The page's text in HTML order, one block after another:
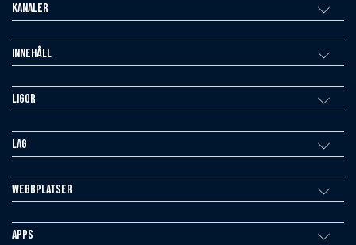
Kanaler
Innehåll
Ligor
Lag
Webbplatser
Apps